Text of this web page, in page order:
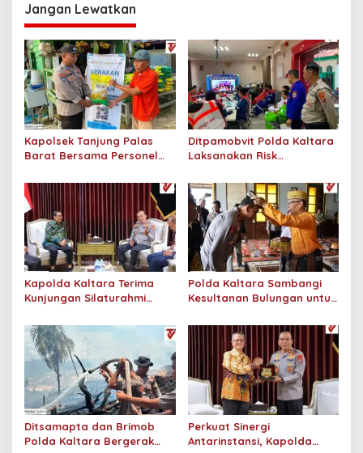
a
s
i
p
o
s
Jangan Lewatkan
Kapolsek Tanjung Palas
Barat Bersama Personel
Salurkan Beras SPHP
Kepada Masyarakat
Ditpamobvit Polda Kaltara
Laksanakan Risk
Monaco Tarakan
Kapolda Kaltara Terima
Kunjungan Silaturahmi
Kaltara
Polda Kaltara Sambangi
Kesultanan Bulungan untuk
Ditsamapta dan Brimob
Polda Kaltara Bergerak
Perkuat Sinergi
Antarinstansi, Kapolda